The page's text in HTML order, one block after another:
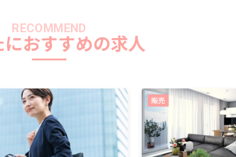
RECOMMEND
におすすめの求人
販売